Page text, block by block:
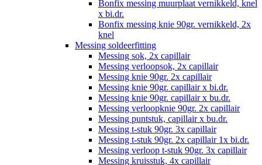
Bonfix messing muurplaat vernikkeld, knel
x bi.dr.
Bonfix messing knie 90gr. vernikkeld, 2x
knel
Messing soldeerfitting
Messing sok, 2x capillair
Messing verloopsok, 2x capillair
Messing knie 90gr. 2x capillair
Messing knie 90gr. capillair x bi.dr.
Messing knie 90gr. capillair x bu.dr.
Messing verloopknie 90gr. 2x capillair
Messing puntstuk, capillair x bu.dr.
Messing t-stuk 90gr. 3x capillair
Messing t-stuk 90gr. 2x capillair 1x bi.dr.
Messing verloop t-stuk 90gr. 3x capillair
Messing kruisstuk, 4x capillair